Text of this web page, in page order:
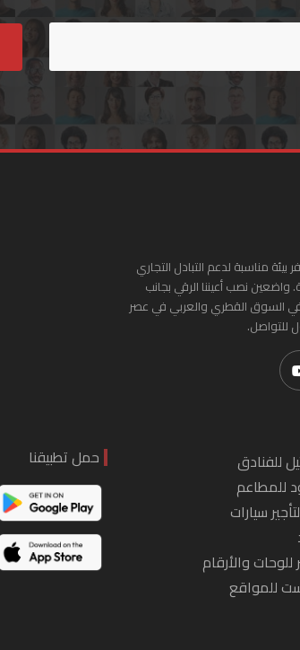
مناسبة لدعم التبادل التجاري
واضعين نصب أعيننا الرقي بجانب
في السوق القطري والعربي في عصر
للتواصل.
للفنادق
للمطاعم
سيارات
للوحات والأرقام
للمواقع
حمل تطبيقنا